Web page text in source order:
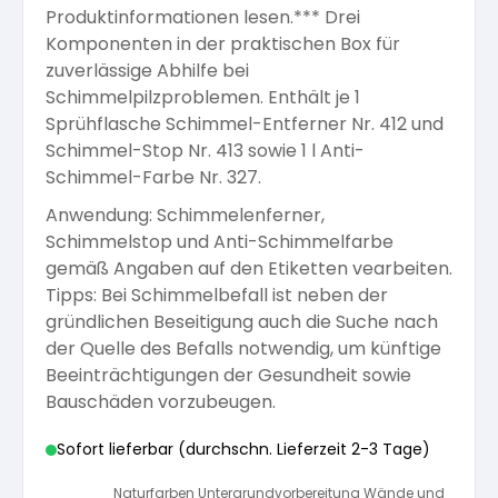
Öle für Außen
Pflege und Reinigung
Versiegelung für Beton
Pflege
Kalkfarben
Anti Schimmelfarbe
Isolierfarben
Latexfarben
Spezialfarben
Silikatfarben
Pflege und Reinigung
Spezialprodukte
Arbeitshandschuhe
Dichtmassen
Farbwalzen
Pinsel und Bürsten
Schleifmittel
Produktinformationen lesen.*** Drei
Komponenten in der praktischen Box für
zuverlässige Abhilfe bei
Schimmelpilzproblemen. Enthält je 1
Sprühflasche Schimmel-Entferner Nr. 412 und
Schimmel-Stop Nr. 413 sowie 1 l Anti-
Schimmel-Farbe Nr. 327.
Anwendung: Schimmelenferner,
Schimmelstop und Anti-Schimmelfarbe
gemäß Angaben auf den Etiketten vearbeiten.
Tipps: Bei Schimmelbefall ist neben der
gründlichen Beseitigung auch die Suche nach
der Quelle des Befalls notwendig, um künftige
Beeinträchtigungen der Gesundheit sowie
Bauschäden vorzubeugen.
Sofort lieferbar (durchschn. Lieferzeit 2-3 Tage)
Naturfarben Untergrundvorbereitung Wände und